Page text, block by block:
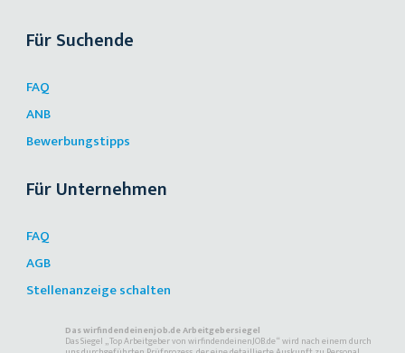
Für Suchende
FAQ
ANB
Bewerbungstipps
Für Unternehmen
FAQ
AGB
Stellenanzeige schalten
Das wirfindendeinenjob.de Arbeitgebersiegel
Das Siegel „Top Arbeitgeber von wirfindendeinenJOB.de“ wird nach einem durch